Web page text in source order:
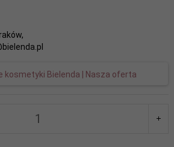
kosmetyki Bielenda | Nasza oferta